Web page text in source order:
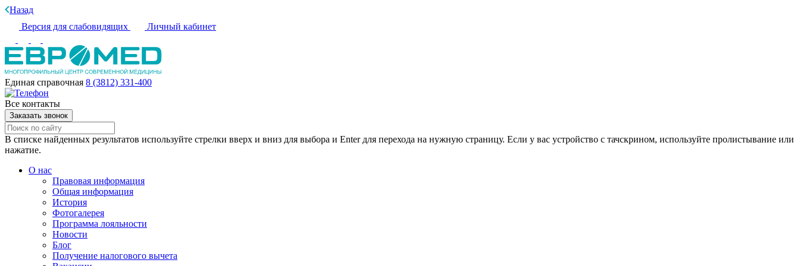
Назад
Версия для слабовидящих
Личный кабинет
Единая справочная 8 (3812) 331-400
Все контакты
Заказать звонок
В списке найденных результатов используйте стрелки вверх и вниз для выбора и Enter для перехода на нужную страницу. Если у вас устройство с тачскрином, используйте пролистывание или
нажатие.
О нас
Правовая информация
Общая информация
История
Фотогалерея
Программа лояльности
Новости
Блог
Получение налогового вычета